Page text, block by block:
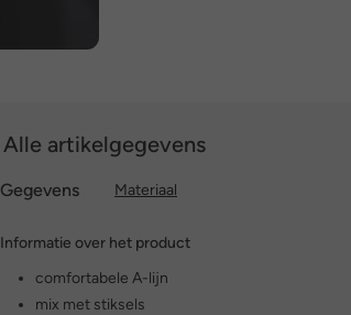
Alle artikelgegevens
Gegevens Materiaal
Informatie over het product
comfortabele A-lijn
mix met stiksels